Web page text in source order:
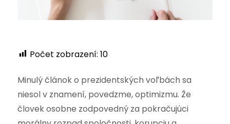
Počet zobrazení: 10
Minulý článok o prezidentských voľbách sa
niesol v znamení, povedzme, optimizmu. Že
človek osobne zodpovedný za pokračujúci